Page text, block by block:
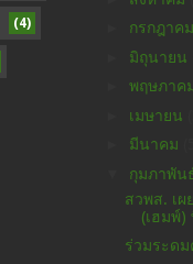
(4) กรกฎาคม
มิถุนายน
พฤษภาค
เมษายน
มีนาคม
กุมภาพัน
สวพส. เ
(เฮมพ์)
ร่วมระด